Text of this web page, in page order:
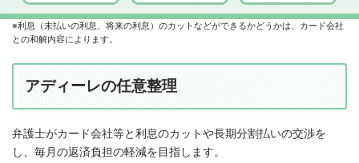
ィ
ー
法
律
事
務
所
※利息（未払いの利息、将来の利息）のカットなどができるかどうかは、カード会社
との和解内容によります。
アディーレの任意整理
弁護士がカード会社等と利息のカットや長期分割払いの交渉を
し、毎月の返済負担の軽減を目指します。